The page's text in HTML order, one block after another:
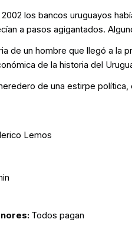
los bancos uruguayos
a pasos agigantados.
de un hombre que llegó a la
de la historia del
de una estirpe
Lemos
Todos pagan